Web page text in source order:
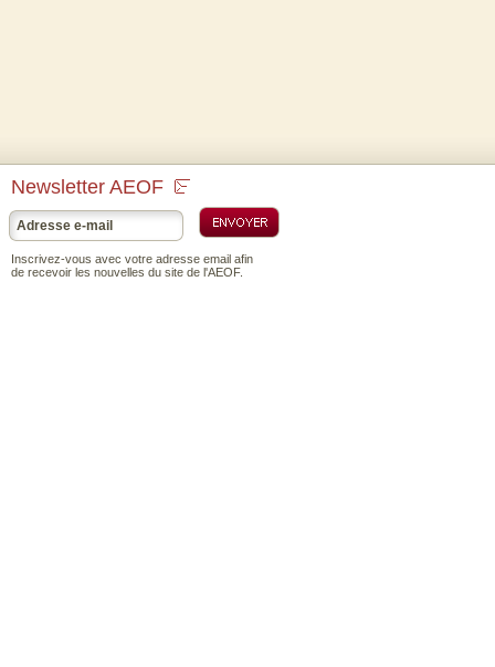
Newsletter AEOF
Inscrivez-vous avec votre adresse email afin
de recevoir les nouvelles du site de l'AEOF.